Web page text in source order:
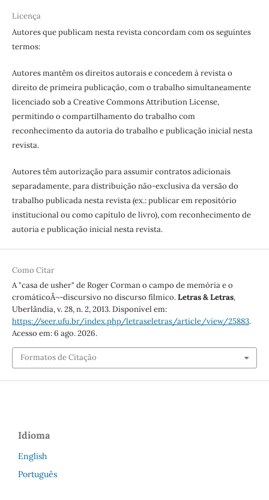
Licença
Autores que publicam nesta revista concordam com os seguintes
termos:
Autores mantêm os direitos autorais e concedem à revista o
direito de primeira publicação, com o trabalho simultaneamente
licenciado sob a Creative Commons Attribution License,
permitindo o compartilhamento do trabalho com
reconhecimento da autoria do trabalho e publicação inicial nesta
revista.
Autores têm autorização para assumir contratos adicionais
separadamente, para distribuição não-exclusiva da versão do
trabalho publicada nesta revista (ex.: publicar em repositório
institucional ou como capítulo de livro), com reconhecimento de
autoria e publicação inicial nesta revista.
Como Citar
A "casa de usher" de Roger Corman o campo de memória e o
cromáticoÂ¬-discursivo no discurso fílmico.Letras & Letras,
Uberlândia, v. 28, n. 2, 2013. Disponível em:
https://seer.ufu.br/index.php/letraseletras/article/view/25883.
Acesso em: 6 ago. 2026.
Formatos de Citação
Idioma
English
Português